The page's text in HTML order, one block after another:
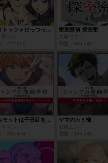
マリトッツォだっつってんだろ／第7回 アナログ部門賞
うた
222,259
密室探偵 探室密
大塚ヨウコ
閲覧： 335,043
モルモットは千日紅を咲かすか？
トマン
284,414
ヤマのカミ様
塩園エン
閲覧： 204,240